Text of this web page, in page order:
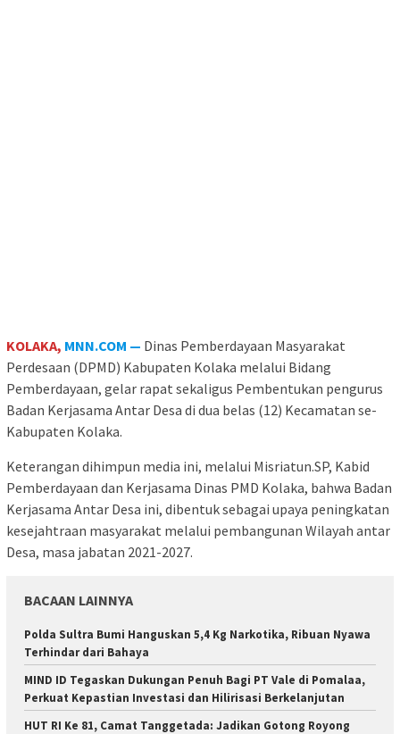
KOLAKA, MNN.COM — Dinas Pemberdayaan Masyarakat
Perdesaan (DPMD) Kabupaten Kolaka melalui Bidang
Pemberdayaan, gelar rapat sekaligus Pembentukan pengurus
Badan Kerjasama Antar Desa di dua belas (12) Kecamatan se-
Kabupaten Kolaka.
Keterangan dihimpun media ini, melalui Misriatun.SP, Kabid
Pemberdayaan dan Kerjasama Dinas PMD Kolaka, bahwa Badan
Kerjasama Antar Desa ini, dibentuk sebagai upaya peningkatan
kesejahtraan masyarakat melalui pembangunan Wilayah antar
Desa, masa jabatan 2021-2027.
BACAAN LAINNYA
Polda Sultra Bumi Hanguskan 5,4 Kg Narkotika, Ribuan Nyawa
Terhindar dari Bahaya
MIND ID Tegaskan Dukungan Penuh Bagi PT Vale di Pomalaa,
Perkuat Kepastian Investasi dan Hilirisasi Berkelanjutan
HUT RI Ke 81, Camat Tanggetada: Jadikan Gotong Royong